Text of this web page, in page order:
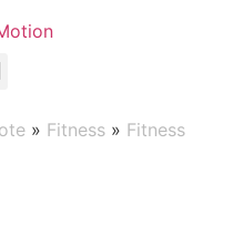
» Fitness » Fitness